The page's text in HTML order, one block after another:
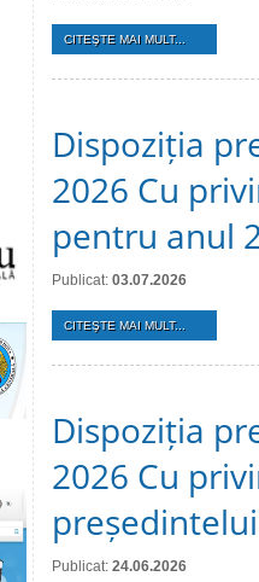
CITEŞTE MAI MULT...
Dispoziția
2026 Cu
pentru anul
Publicat: 03.07.2026
CITEŞTE MAI MULT...
Dispoziția
2026 Cu
Publicat: 24.06.2026